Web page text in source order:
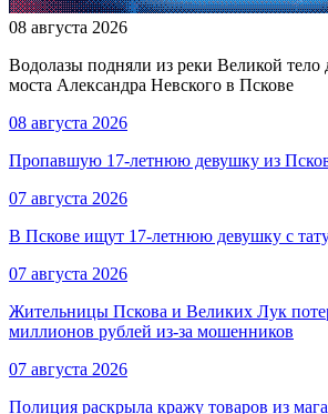
08 августа 2026
Водолазы подняли из реки Великой
моста Александра Невского в Пскове
08 августа 2026
Пропавшую 17-летнюю девушку из
07 августа 2026
В Пскове ищут 17‑летнюю девушку с
07 августа 2026
Жительницы Пскова и Великих Лук
миллионов рублей из-за мошенников
07 августа 2026
Полиция раскрыла кражу товаров из